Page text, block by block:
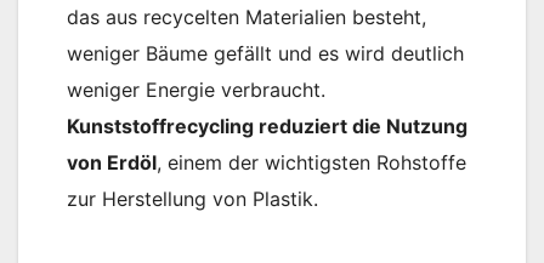
das aus recycelten Materialien besteht,
weniger Bäume gefällt und es wird deutlich
weniger Energie verbraucht​.
Kunststoffrecycling reduziert die Nutzung
von Erdöl, einem der wichtigsten Rohstoffe
zur Herstellung von Plastik​.